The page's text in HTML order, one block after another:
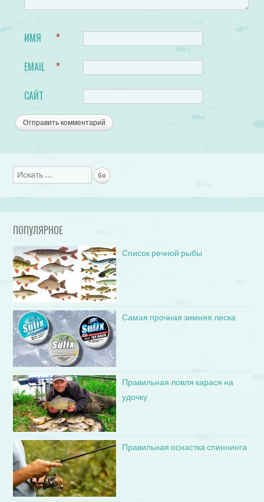
ИМЯ *
EMAIL *
САЙТ
Поиск
ПОПУЛЯРНОЕ
Список речной рыбы
Самая прочная зимняя леска
Правильная ловля карася на
удочку
Правильная оснастка спиннинга